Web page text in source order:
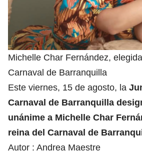
Michelle Char Fernández,
Carnaval de Barranquilla
Este viernes, 15 de agosto, la
Carnaval de Barranquilla
unánime a Michelle Char
reina del Carnaval de
Autor : Andrea Maestre